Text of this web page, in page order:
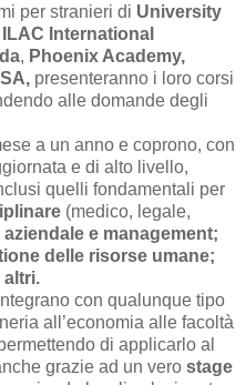
per stranieri di University
ILAC International
, Phoenix Academy,
presenteranno i loro corsi
alle domande degli
a un anno e coprono, con
e di alto livello,
quelli fondamentali per
(medico, legale,
e management;
delle risorse umane;
altri.
con qualunque tipo
all’economia alle facoltà
di applicarlo al
grazie ad un vero stage